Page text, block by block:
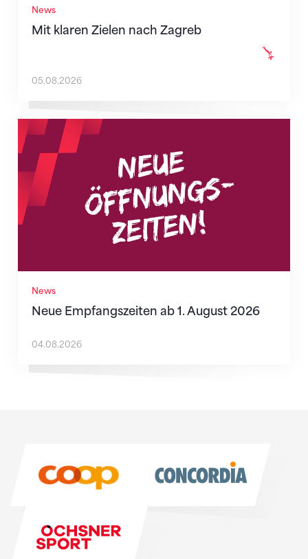
News
Mit klaren Zielen nach Zagreb
05.08.2026
News
Neue Empfangszeiten ab 1. August 2026
Neue Empfangszeiten ab 1. August 2026
04.08.2026